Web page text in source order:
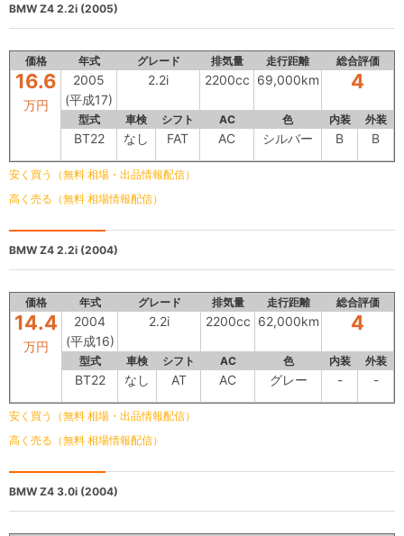
BMW Z4 2.2i (2005)
価格 年式 グレード 排気量 走行距離 総合評価
16.6
万円
2005
(平成17)
2.2i 2200cc 69,000km 4
型式 車検 シフト AC 色 内装 外装
BT22 なし FAT AC シルバー B B
安く買う（無料 相場・出品情報配信）
高く売る（無料 相場情報配信）
BMW Z4 2.2i (2004)
価格 年式 グレード 排気量 走行距離 総合評価
14.4
万円
2004
(平成16)
2.2i 2200cc 62,000km 4
型式 車検 シフト AC 色 内装 外装
BT22 なし AT AC グレー - -
安く買う（無料 相場・出品情報配信）
高く売る（無料 相場情報配信）
BMW Z4 3.0i (2004)